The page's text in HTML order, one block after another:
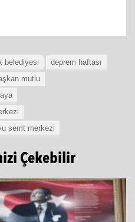
belediyesi
deprem haftası
mutlu
semt merkezi
Çekebilir